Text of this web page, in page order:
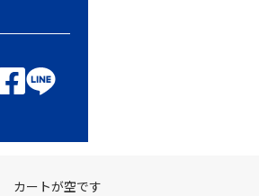
カートが空です